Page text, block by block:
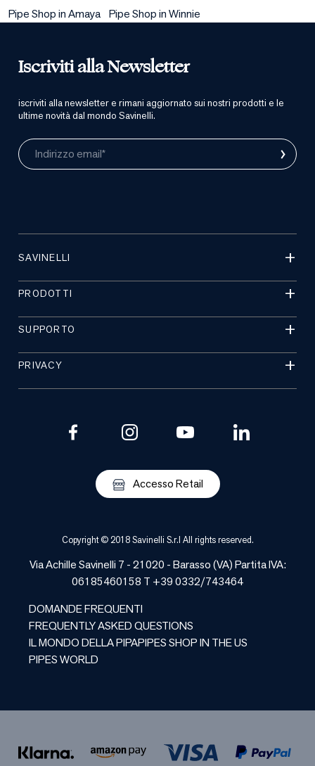
Pipe Shop in Amaya Pipe Shop in Winnie
Iscriviti alla Newsletter
iscriviti alla newsletter e rimani aggiornato sui nostri prodotti e le
ultime novità dal mondo Savinelli.
Indirizzo email* ›
SAVINELLI
PRODOTTI
SUPPORTO
PRIVACY
Accesso Retail
Copyright © 2018 Savinelli S.r.l All rights reserved.
Via Achille Savinelli 7 - 21020 -Barasso(VA) Partita IVA:
06185460158 T +39 0332/743464
DOMANDE FREQUENTI
FREQUENTLY ASKED QUESTIONS
IL MONDO DELLA PIPAPIPES SHOP IN THE US
PIPES WORLD